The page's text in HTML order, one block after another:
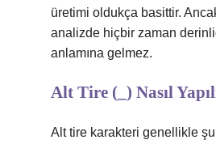
üretimi oldukça basittir.
analizde hiçbir zaman
anlamına gelmez.
Alt Tire (_) Nasıl
Alt tire karakteri genellikle şu